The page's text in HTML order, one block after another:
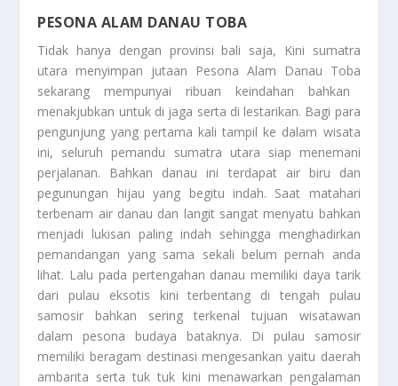
PESONA ALAM DANAU TOBA
Tidak hanya dengan provinsi bali saja, Kini sumatra
utara menyimpan jutaan
Pesona Alam Danau Toba
sekarang mempunyai ribuan keindahan bahkan
menakjubkan untuk di jaga serta di lestarikan. Bagi para
pengunjung yang pertama kali tampil ke dalam wisata
ini, seluruh pemandu sumatra utara siap menemani
perjalanan. Bahkan danau ini terdapat air biru dan
pegunungan hijau yang begitu indah. Saat matahari
terbenam air danau dan langit sangat menyatu bahkan
menjadi lukisan paling indah sehingga menghadirkan
pemandangan yang sama sekali belum pernah anda
lihat. Lalu pada pertengahan danau memiliki daya tarik
dari pulau eksotis kini terbentang di tengah pulau
samosir bahkan sering terkenal tujuan wisatawan
dalam pesona budaya bataknya. Di pulau samosir
memiliki beragam destinasi mengesankan yaitu daerah
ambarita serta tuk tuk kini menawarkan pengalaman